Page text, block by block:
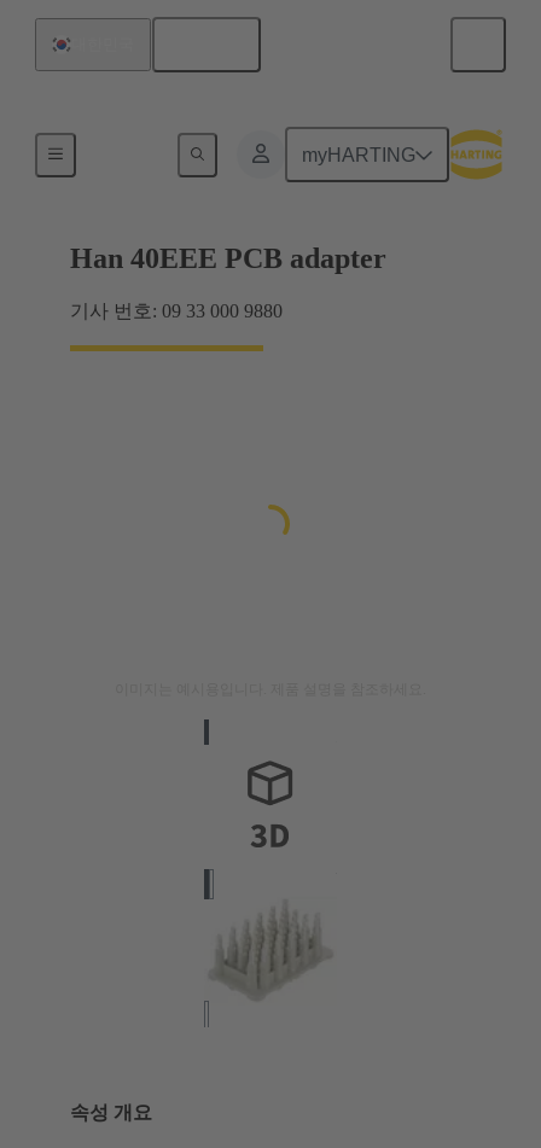
myHARTING
Han 40EEE PCB adapter
기사 번호: 09 33 000 9880
속성 개요